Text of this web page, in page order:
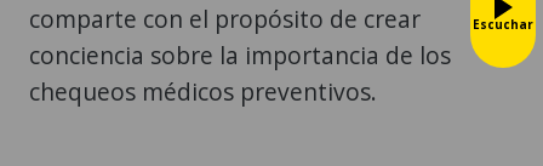
comparte con el propósito de crear
conciencia sobre la importancia de los
chequeos médicos preventivos.
Escuchar